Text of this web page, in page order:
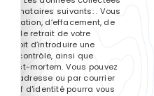
suivants: . Vous
d’effacement, de
de retrait de votre
droit d’introduire une
de contrôle, ainsi que
post-mortem. Vous pouvez
à l'adresse ou par courrier
d'identité pourra vous